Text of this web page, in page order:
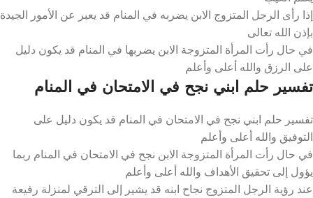
إذا رأى الرجل المتزوج الابن يضربه في المنام قد يعبر عن الأمور الجيدة
بإذن الله تعالى
في حال رأت المرأة المتزوجة الابن يضربها في المنام قد يكون دليل
على الرزق والله أعلى وأعلم
تفسير حلم ابني نجح في الامتحان في المنام
تفسير حلم ابني نجح في الامتحان في المنام قد يكون دليل على
التوفيق والله أعلى وأعلم
في حال رأت المرأة المتزوجة الابن نجح في الامتحان في المنام ربما
يؤول إلى تحقيق الأهداف والله أعلى وأعلم
عند رؤية الرجل المتزوج نجاح ابنه قد يشير إلى الترقي لمنزلة رفيعة